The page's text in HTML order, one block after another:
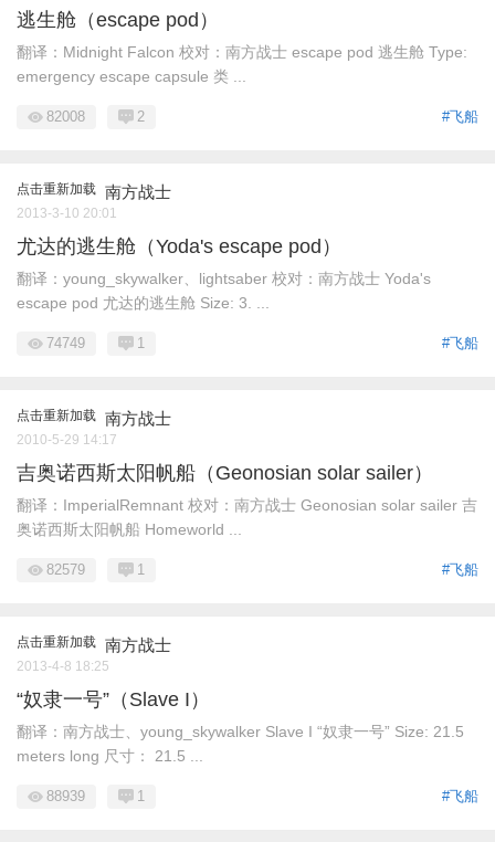
逃生舱（escape pod）
翻译：Midnight Falcon 校对：南方战士 escape pod 逃生舱 Type:
emergency escape capsule 类 ...
#飞船
82008 2
点击重新加载 南方战士
2013-3-10 20:01
尤达的逃生舱（Yoda's escape pod）
翻译：young_skywalker、lightsaber 校对：南方战士 Yoda's
escape pod 尤达的逃生舱 Size: 3. ...
#飞船
74749 1
点击重新加载 南方战士
2010-5-29 14:17
吉奥诺西斯太阳帆船（Geonosian solar sailer）
翻译：ImperialRemnant 校对：南方战士 Geonosian solar sailer 吉
奥诺西斯太阳帆船 Homeworld ...
#飞船
82579 1
点击重新加载 南方战士
2013-4-8 18:25
“奴隶一号”（Slave I）
翻译：南方战士、young_skywalker Slave I “奴隶一号” Size: 21.5
meters long 尺寸： 21.5 ...
#飞船
88939 1